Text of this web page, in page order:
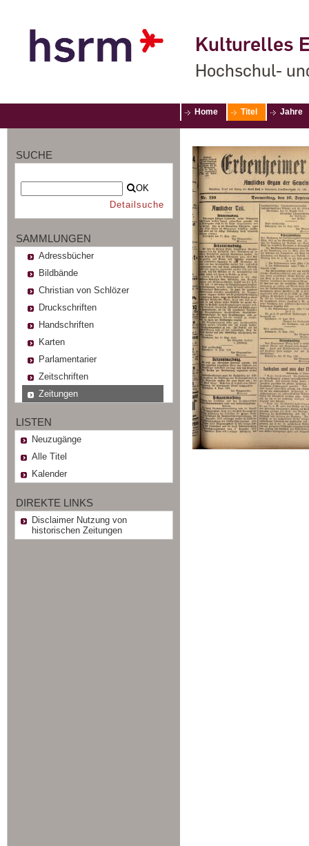
Kulturelles
Hochschul-
Home Titel Jahre
SUCHE
OK
Detailsuche
SAMMLUNGEN
Adressbücher
Bildbände
Christian von Schlözer
Druckschriften
Handschriften
Karten
Parlamentarier
Zeitschriften
Zeitungen
LISTEN
Neuzugänge
Alle Titel
Kalender
DIREKTE LINKS
Disclaimer Nutzung von
historischen Zeitungen